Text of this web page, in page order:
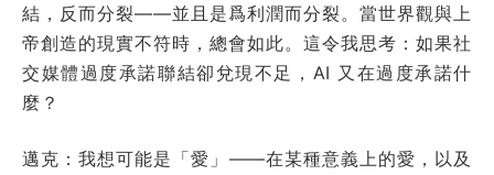
結，反而分裂——並且是爲利潤而分裂。當世界觀與上
帝創造的現實不符時，總會如此。這令我思考：如果社
交媒體過度承諾聯結卻兌現不足，AI 又在過度承諾什
麼？
邁克：我想可能是「愛」——在某種意義上的愛，以及